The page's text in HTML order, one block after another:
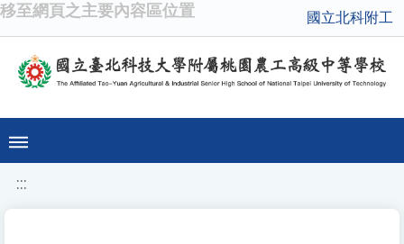
移至網頁之主要內容區位置 國立北科附工
:::